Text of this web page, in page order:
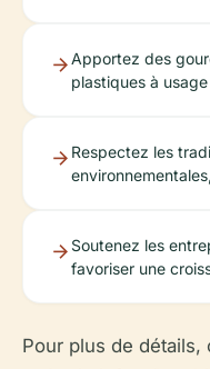
Apportez des
plastiques à
Respectez les
Soutenez les
favoriser une
Pour plus de détails,